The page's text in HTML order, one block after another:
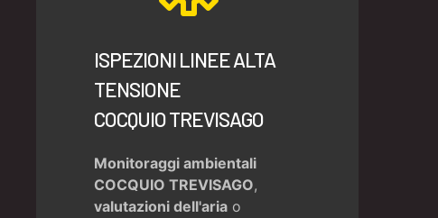
ISPEZIONI LINEE ALTA
TENSIONE
COCQUIO TREVISAGO
Monitoraggi ambientali
COCQUIO TREVISAGO,
valutazioni dell'ariao